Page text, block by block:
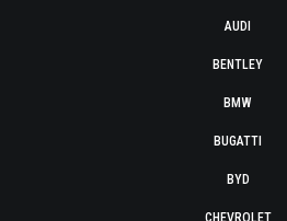
AUDI
BENTLEY
BMW
BUGATTI
BYD
CHEVROLET